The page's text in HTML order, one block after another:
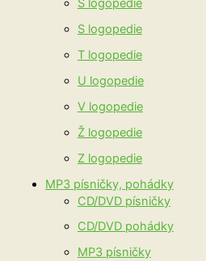
Š logopedie
S logopedie
T logopedie
U logopedie
V logopedie
Ž logopedie
Z logopedie
MP3 písničky, pohádky
CD/DVD písničky
CD/DVD pohádky
MP3 písničky